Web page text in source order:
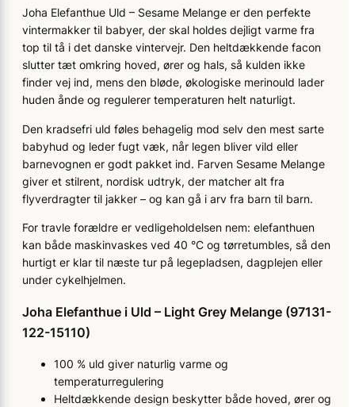
Joha Elefanthue Uld – Sesame Melange er den perfekte
vintermakker til babyer, der skal holdes dejligt varme fra
top til tå i det danske vintervejr. Den heltdækkende facon
slutter tæt omkring hoved, ører og hals, så kulden ikke
finder vej ind, mens den bløde, økologiske merinould lader
huden ånde og regulerer temperaturen helt naturligt.
Den kradsefri uld føles behagelig mod selv den mest sarte
babyhud og leder fugt væk, når legen bliver vild eller
barnevognen er godt pakket ind. Farven Sesame Melange
giver et stilrent, nordisk udtryk, der matcher alt fra
flyverdragter til jakker – og kan gå i arv fra barn til barn.
For travle forældre er vedligeholdelsen nem: elefanthuen
kan både maskinvaskes ved 40 °C og tørretumbles, så den
hurtigt er klar til næste tur på legepladsen, dagplejen eller
under cykelhjelmen.
Joha Elefanthue i Uld – Light Grey Melange (97131-
122-15110)
100 % uld giver naturlig varme og
temperaturregulering
Heltdækkende design beskytter både hoved, ører og